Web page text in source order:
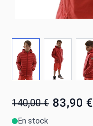
140,00 € 83,90 €
En stock